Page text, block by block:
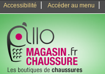
Accessibilité Accéder au menu